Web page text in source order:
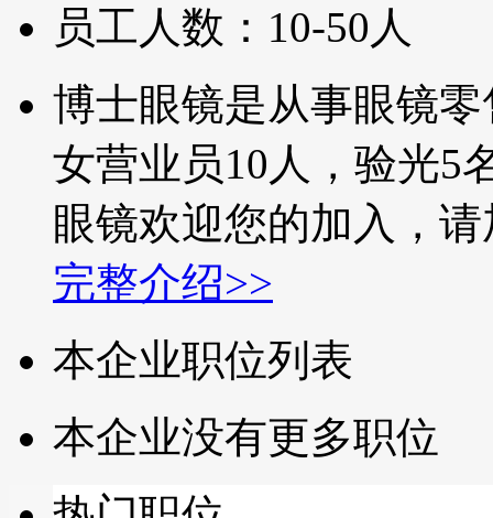
员工人数：10-50人
博士眼镜是从事眼镜
女营业员10人，验光5
眼镜欢迎您的加入，
完整介绍>>
本企业职位列表
本企业没有更多职位